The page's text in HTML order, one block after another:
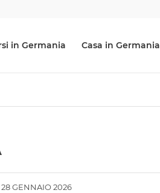
in Germania Casa in Germania
28 GENNAIO 2026